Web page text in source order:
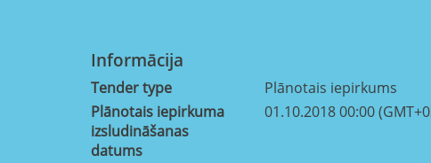
Informācija
Tender type
Plānotais iepirkums
Plānotais iepirkuma
izsludināšanas
datums
01.10.2018 00:00